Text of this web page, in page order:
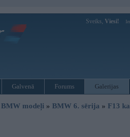
Sveiks, Viesi!
Galvenā Forums Galerijas
BMW modeļi » BMW 6. sērija » F13